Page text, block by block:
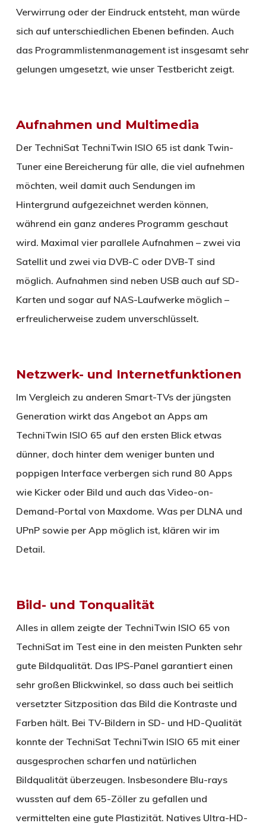
Verwirrung oder der Eindruck entsteht, man würde
sich auf unterschiedlichen Ebenen befinden. Auch
das Programmlistenmanagement ist insgesamt sehr
gelungen umgesetzt, wie unser Testbericht zeigt.
Aufnahmen und Multimedia
Der TechniSat TechniTwin ISIO 65 ist dank Twin-
Tuner eine Bereicherung für alle, die viel aufnehmen
möchten, weil damit auch Sendungen im
Hintergrund aufgezeichnet werden können,
während ein ganz anderes Programm geschaut
wird. Maximal vier parallele Aufnahmen – zwei via
Satellit und zwei via DVB-C oder DVB-T sind
möglich. Aufnahmen sind neben USB auch auf SD-
Karten und sogar auf NAS-Laufwerke möglich –
erfreulicherweise zudem unverschlüsselt.
Netzwerk- und Internetfunktionen
Im Vergleich zu anderen Smart-TVs der jüngsten
Generation wirkt das Angebot an Apps am
TechniTwin ISIO 65 auf den ersten Blick etwas
dünner, doch hinter dem weniger bunten und
poppigen Interface verbergen sich rund 80 Apps
wie Kicker oder Bild und auch das Video-on-
Demand-Portal von Maxdome. Was per DLNA und
UPnP sowie per App möglich ist, klären wir im
Detail.
Bild- und Tonqualität
Alles in allem zeigte der TechniTwin ISIO 65 von
TechniSat im Test eine in den meisten Punkten sehr
gute Bildqualität. Das IPS-Panel garantiert einen
sehr großen Blickwinkel, so dass auch bei seitlich
versetzter Sitzposition das Bild die Kontraste und
Farben hält. Bei TV-Bildern in SD- und HD-Qualität
konnte der TechniSat TechniTwin ISIO 65 mit einer
ausgesprochen scharfen und natürlichen
Bildqualität überzeugen. Insbesondere Blu-rays
wussten auf dem 65-Zöller zu gefallen und
vermittelten eine gute Plastizität. Natives Ultra-HD-